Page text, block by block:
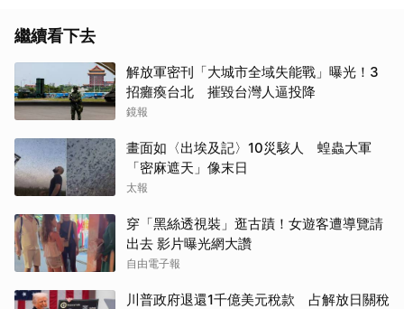
繼續看下去
解放軍密刊「大城市全域失能戰」曝光！3
招癱瘓台北 摧毀台灣人逼投降
鏡報
畫面如〈出埃及記〉10災駭人 蝗蟲大軍
「密麻遮天」像末日
太報
穿「黑絲透視裝」逛古蹟！女遊客遭導覽請
出去 影片曝光網大讚
自由電子報
川普政府退還1千億美元稅款 占解放日關稅